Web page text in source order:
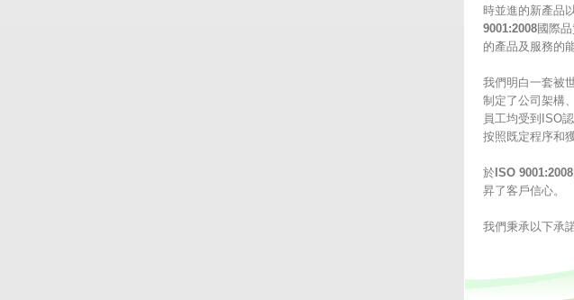
時並進的新產品
9001:2008國際品
的產品及服務的能
我們明白一套被
制定了公司架構
員工均受到 ISO
按照既定程序和
於 ISO 9001:2008
昇了客戶信心。
我們秉承以下承